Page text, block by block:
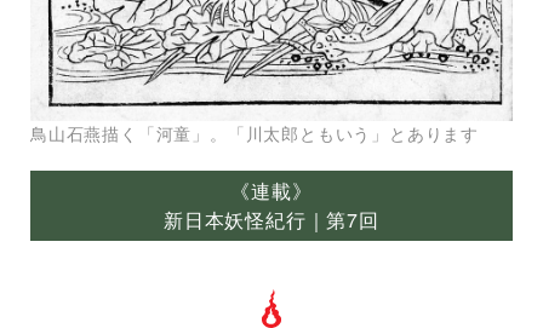
鳥山石燕描く「河童」。「川太郎ともいう」とあります
《連載》
新日本妖怪紀行｜第7回